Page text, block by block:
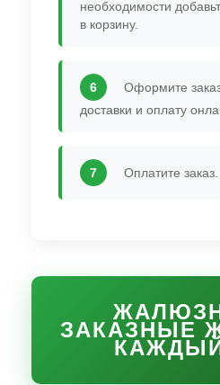
необходимости
в корзину.
6
Оформите
доставки и оплату
7 Оплатите заказ.
ЗАКАЗНЫЕ